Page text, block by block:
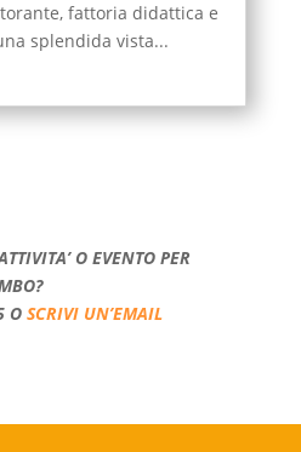
fattoria didattica e
splendida vista...
O EVENTO PER
O SCRIVI UN’EMAIL